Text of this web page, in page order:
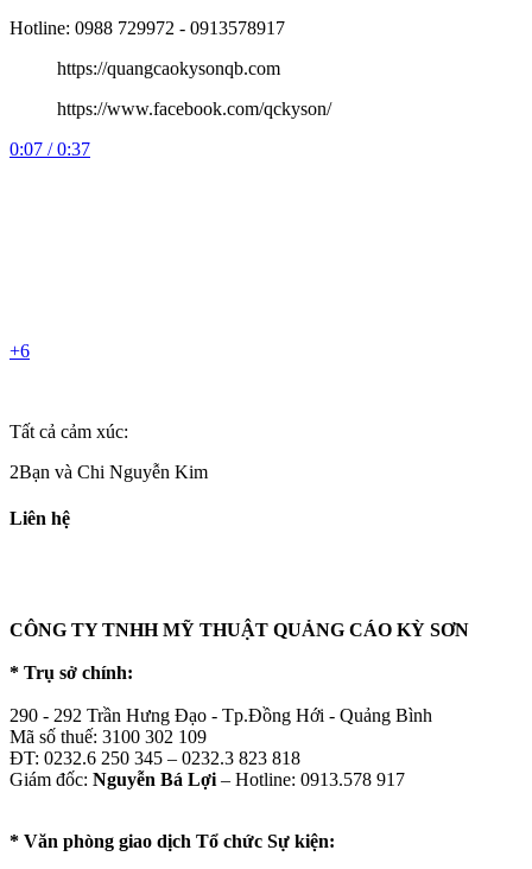
Hotline: 0988 729972 - 0913578917
https://quangcaokysonqb.com
https://www.facebook.com/qckyson/
0:07 / 0:37
+6
Tất cả cảm xúc:
2Bạn và Chi Nguyễn Kim
Liên hệ
CÔNG TY TNHH MỸ THUẬT QUẢNG CÁO KỲ SƠN
* Trụ sở chính:
290 - 292 Trần Hưng Đạo - Tp.Đồng Hới - Quảng Bình
Mã số thuế: 3100 302 109
ĐT: 0232.6 250 345 – 0232.3 823 818
Giám đốc: Nguyễn Bá Lợi – Hotline: 0913.578 917
* Văn phòng giao dịch Tổ chức Sự kiện: